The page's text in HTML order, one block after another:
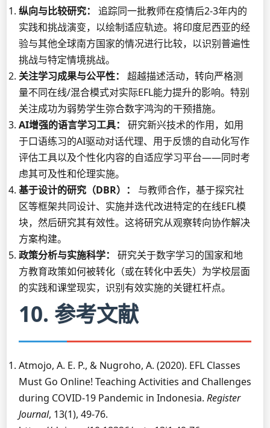
纵向与比较研究：
追踪同一批教师在疫情后2-3年内的
实践和挑战演变，以绘制适应轨迹。将印度尼西亚的经
验与其他全球南方国家的情况进行比较，以识别普遍性
挑战与特定情境挑战。
关注学习成果与公平性：
超越描述活动，转向严格测
量不同在线/混合模式对实际EFL能力提升的影响。特别
关注成功为弱势学生弥合数字鸿沟的干预措施。
AI增强的语言学习工具：
研究新兴技术的作用，如用
于口语练习的AI驱动对话代理、用于反馈的自动化写作
评估工具以及个性化内容的自适应学习平台——同时考
虑其可及性和伦理实施。
基于设计的研究（DBR）：
与教师合作，基于探究社
区等框架共同设计、实施并迭代改进特定的在线EFL模
块，然后研究其有效性。这将研究从观察转向协作解决
方案构建。
政策分析与实施科学：
研究关于数字学习的国家和地
方教育政策如何被转化（或在转化中丢失）为学校层面
的实践和课堂现实，识别有效实施的关键杠杆点。
10. 参考文献
Atmojo, A. E. P., & Nugroho, A. (2020). EFL Classes
Must Go Online! Teaching Activities and Challenges
during COVID-19 Pandemic in Indonesia. Register
Journal, 13(1), 49-76.